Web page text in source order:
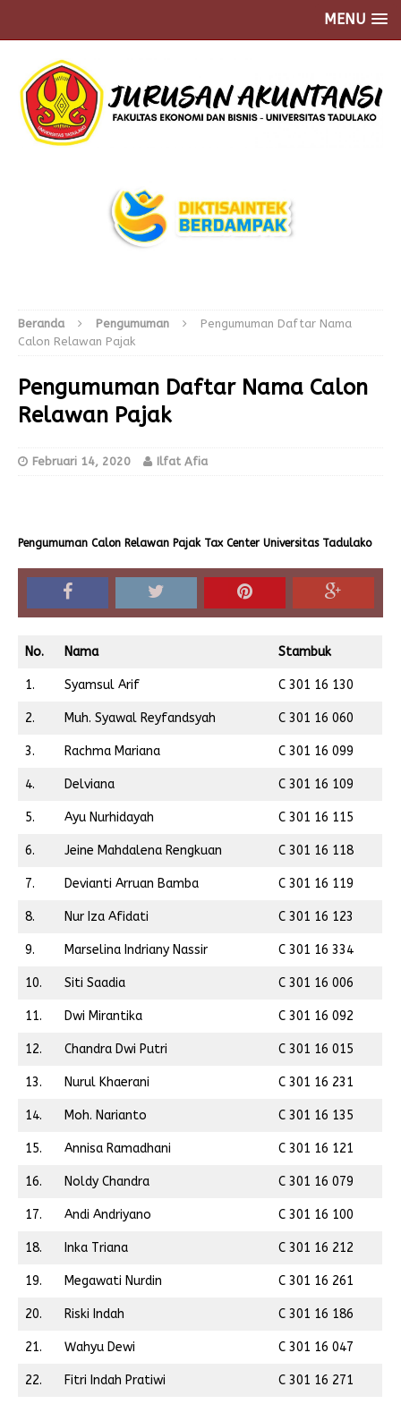
MENU
Beranda Pengumuman
Pengumuman Daftar Nama
Calon Relawan Pajak
Pengumuman Daftar Nama Calon
Relawan Pajak
Februari 14, 2020 Ilfat Afia
Pengumuman Calon Relawan Pajak Tax Center Universitas Tadulako
No. Nama Stambuk
1. Syamsul Arif C 301 16 130
2. Muh. Syawal Reyfandsyah C 301 16 060
3. Rachma Mariana C 301 16 099
4. Delviana C 301 16 109
5. Ayu Nurhidayah C 301 16 115
6. Jeine Mahdalena Rengkuan C 301 16 118
7. Devianti Arruan Bamba C 301 16 119
8. Nur Iza Afidati C 301 16 123
9. Marselina Indriany Nassir C 301 16 334
10. Siti Saadia C 301 16 006
11. Dwi Mirantika C 301 16 092
12. Chandra Dwi Putri C 301 16 015
13. Nurul Khaerani C 301 16 231
14. Moh. Narianto C 301 16 135
15. Annisa Ramadhani C 301 16 121
16. Noldy Chandra C 301 16 079
17. Andi Andriyano C 301 16 100
18. Inka Triana C 301 16 212
19. Megawati Nurdin C 301 16 261
20. Riski Indah C 301 16 186
21. Wahyu Dewi C 301 16 047
22. Fitri Indah Pratiwi C 301 16 271